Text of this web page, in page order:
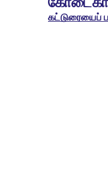
கட்டுரையைப்